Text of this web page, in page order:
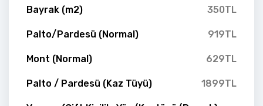
Bayrak (m2) 350TL
Palto/Pardesü (Normal) 919TL
Mont (Normal) 629TL
Palto / Pardesü (Kaz Tüyü) 1899TL